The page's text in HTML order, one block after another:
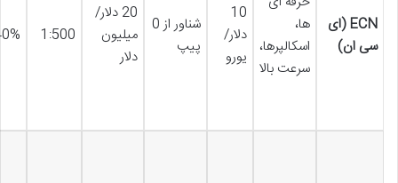
ECN (ای
سی ان)
ها،
اسکالپرها،
سرعت بالا
10
دلار/
یورو
شناور از 0
پیپ
20 دلار/
میلیون
دلار
1:500